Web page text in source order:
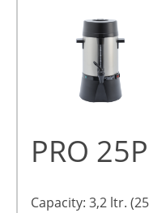
PRO 25P
Capacity: 3,2 ltr.